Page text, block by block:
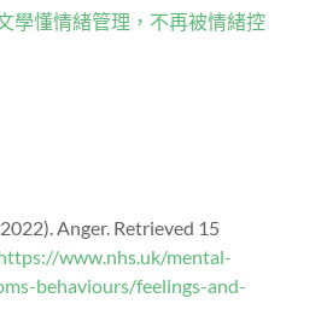
學懂情緒管理，不再被情緒控
Anger. Retrieved 15
www.nhs.uk/mental-
behaviours/feelings-and-